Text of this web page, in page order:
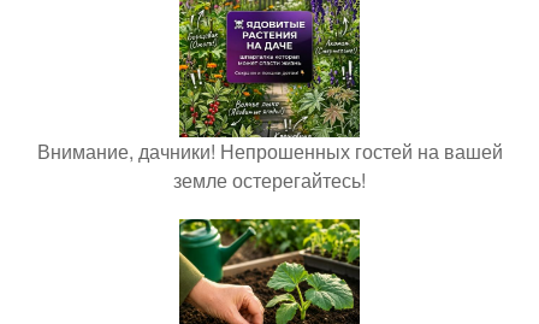
Внимание, дачники! Непрошенных гостей на вашей
земле остерегайтесь!